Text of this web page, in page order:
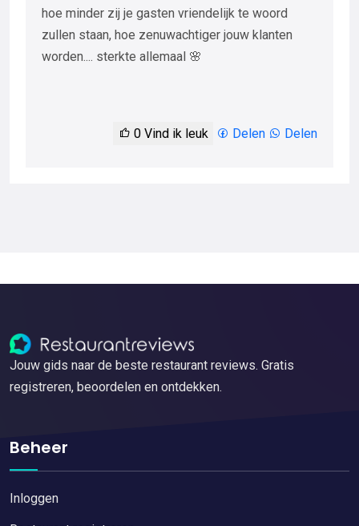
hoe minder zij je gasten vriendelijk te woord
zullen staan, hoe zenuwachtiger jouw klanten
worden.... sterkte allemaal 🌸
0 Vind ik leuk Delen Delen
Jouw gids naar de beste restaurant reviews. Gratis
registreren, beoordelen en ontdekken.
Beheer
Inloggen